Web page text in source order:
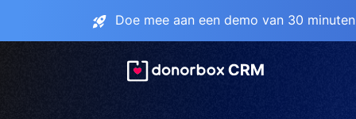
Doe mee aan een demo van 30